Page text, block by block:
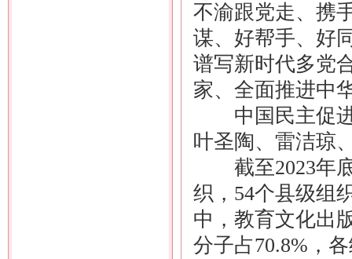
不渝跟党走、携
谋、好帮手、好
谱写新时代多党
家、全面推进中
中国民主促进
叶圣陶、雷洁琼
截至2023年底
织，54个县级组
中，教育文化出
分子占70.8%，